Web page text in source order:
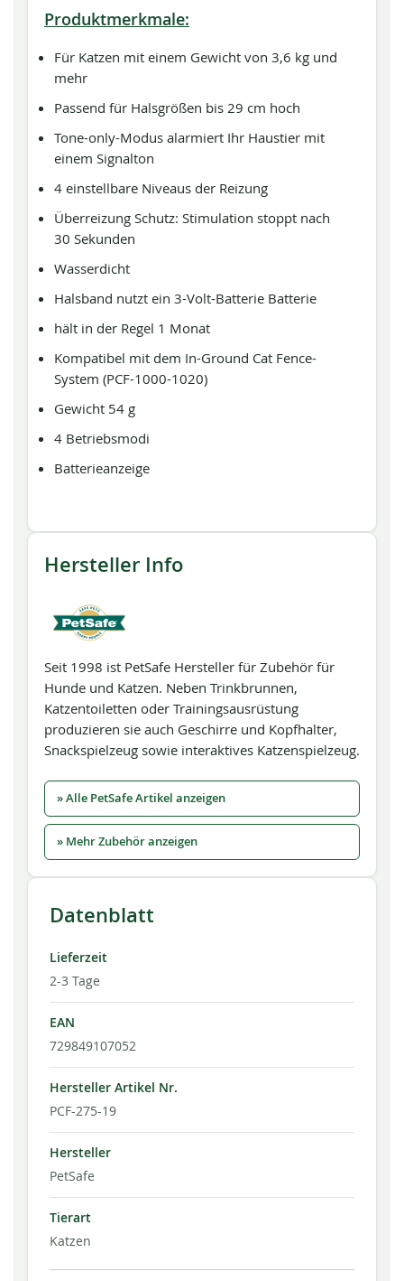
Produktmerkmale:
Für Katzen mit einem Gewicht von 3,6 kg und
mehr
Passend für Halsgrößen bis 29 cm hoch
Tone-only-Modus alarmiert Ihr Haustier mit
einem Signalton
4 einstellbare Niveaus der Reizung
Überreizung Schutz: Stimulation stoppt nach
30 Sekunden
Wasserdicht
Halsband nutzt ein 3-Volt-Batterie Batterie
hält in der Regel 1 Monat
Kompatibel mit dem In-Ground Cat Fence-
System (PCF-1000-1020)
Gewicht 54 g
4 Betriebsmodi
Batterieanzeige
Hersteller Info
Seit 1998 ist PetSafe Hersteller für Zubehör für
Hunde und Katzen. Neben Trinkbrunnen,
Katzentoiletten oder Trainingsausrüstung
produzieren sie auch Geschirre und Kopfhalter,
Snackspielzeug sowie interaktives Katzenspielzeug.
» Alle PetSafe Artikel anzeigen
» Mehr Zubehör anzeigen
Datenblatt
Lieferzeit
2-3 Tage
EAN
729849107052
Hersteller Artikel Nr.
PCF-275-19
Hersteller
PetSafe
Tierart
Katzen